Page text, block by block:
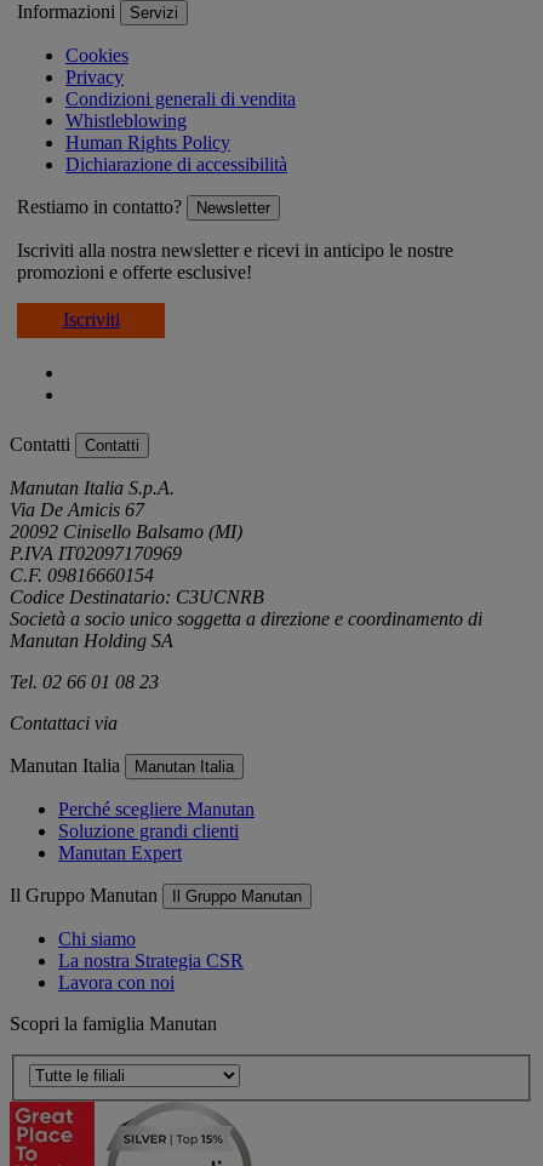
Informazioni Servizi
Cookies
Privacy
Condizioni generali di vendita
Whistleblowing
Human Rights Policy
Dichiarazione di accessibilità
Restiamo in contatto? Newsletter
Iscriviti alla nostra newsletter e ricevi in anticipo le nostre
promozioni e offerte esclusive!
Iscriviti
Contatti Contatti
Manutan Italia S.p.A.
Via De Amicis 67
20092 Cinisello Balsamo (MI)
P.IVA IT02097170969
C.F. 09816660154
Codice Destinatario: C3UCNRB
Società a socio unico soggetta a direzione e coordinamento di
Manutan Holding SA
Tel. 02 66 01 08 23
Contattaci via
Manutan Italia Manutan Italia
Perché scegliere Manutan
Soluzione grandi clienti
Manutan Expert
Il Gruppo Manutan Il Gruppo Manutan
Chi siamo
La nostra Strategia CSR
Lavora con noi
Scopri la famiglia Manutan